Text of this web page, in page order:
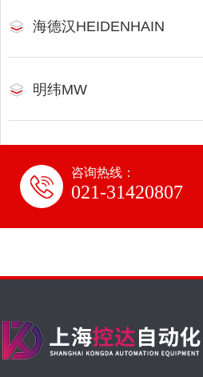
海德汉HEIDENHAIN
明纬MW
咨询热线：
021-31420807